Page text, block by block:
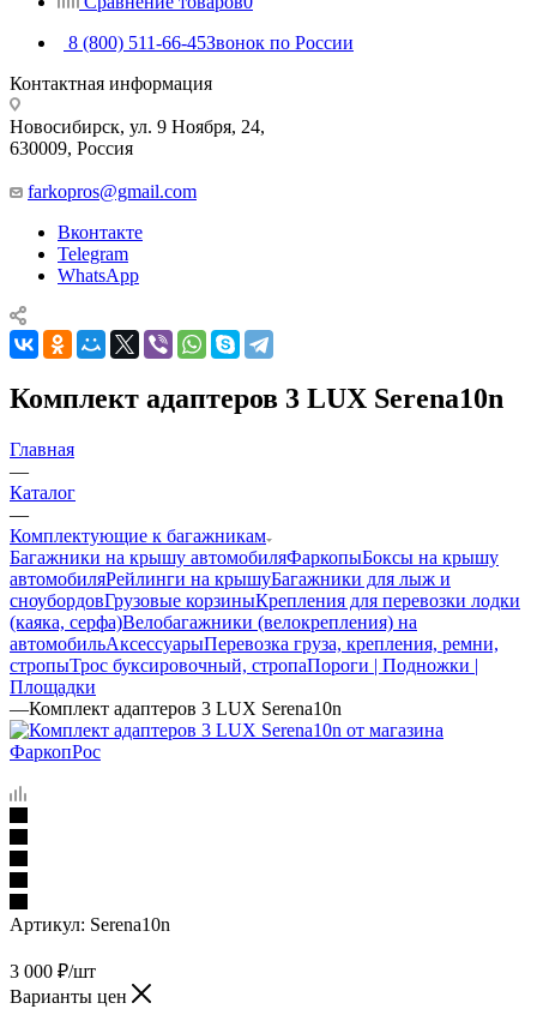
8 (800) 511-66-45Звонок по России
Контактная информация
Новосибирск, ул. 9 Ноября, 24,
630009, Россия
farkopros@gmail.com
Вконтакте
Telegram
WhatsApp
Комплект адаптеров 3 LUX Serena10n
Главная
—
Каталог
—
Комплектующие к багажникам
Багажники на крышу автомобиляФаркопыБоксы на крышу
автомобиляРейлинги на крышуБагажники для лыж и
сноубордовГрузовые корзиныКрепления для перевозки лодки
(каяка, серфа)Велобагажники (велокрепления) на
автомобильАксессуарыПеревозка груза, крепления, ремни,
стропыТрос буксировочный, стропаПороги | Подножки |
Площадки
—Комплект адаптеров 3 LUX Serena10n
Артикул: Serena10n
3 000 ₽/шт
Варианты цен